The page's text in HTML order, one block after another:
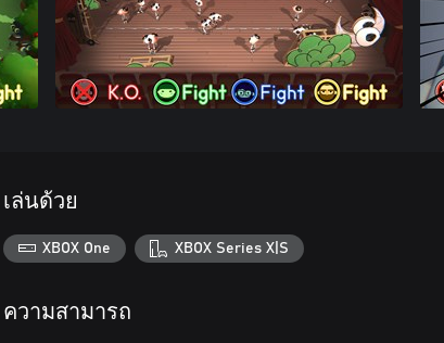
เล่นด้วย
XBOX One XBOX Series X|S
ความสามารถ